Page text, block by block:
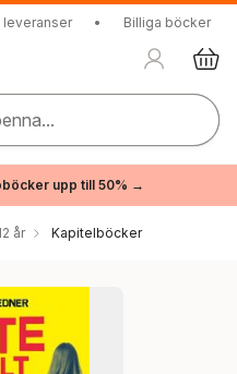
leveranser • Billiga böcker
upp till 50% →
år Kapitelböcker